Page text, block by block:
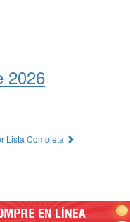
2026
Lista Completa